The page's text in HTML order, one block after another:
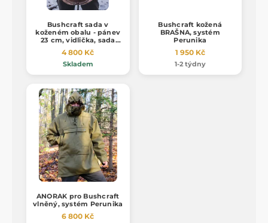
Bushcraft sada v
koženém obalu - pánev
23 cm, vidlička, sada
4 800 Kč
Skladem
Bushcraft kožená
BRAŠNA, systém
Perunika
1 950 Kč
1-2 týdny
ANORAK pro Bushcraft
vlněný, systém Perunika
6 800 Kč